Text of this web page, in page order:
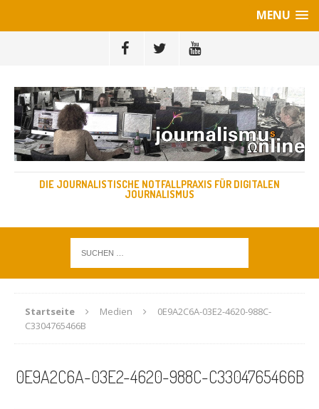
MENU
DIE JOURNALISTISCHE NOTFALLPRAXIS FÜR DIGITALEN
JOURNALISMUS
Startseite Medien
0E9A2C6A-03E2-4620-988C-
C3304765466B
0E9A2C6A-03E2-4620-988C-C3304765466B